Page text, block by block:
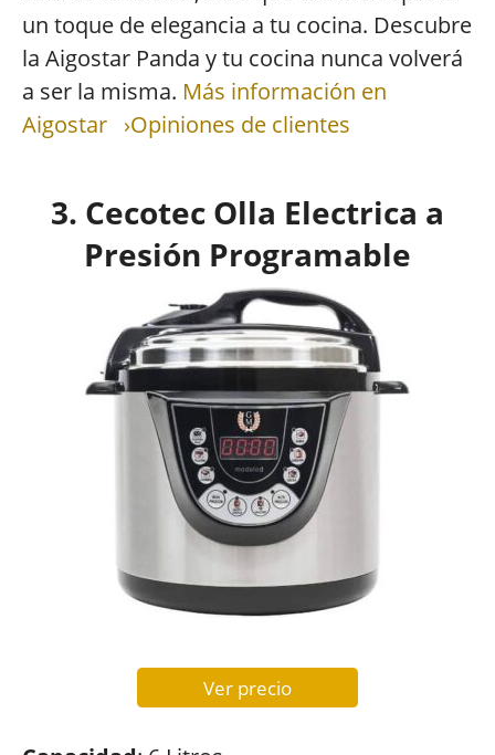
un toque de elegancia a tu cocina. Descubre
la Aigostar Panda y tu cocina nunca volverá
a ser la misma. Más información en
Aigostar ›Opiniones de clientes
3. Cecotec Olla Electrica a
Presión Programable
Ver precio